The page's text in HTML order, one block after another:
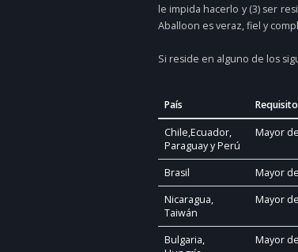
le impida hacerlo y (3) ser
Aballoon es veraz, fiel y
Si reside en alguno de los
País
Chile,Ecuador,
Paraguay y Perú
Mayor
Brasil
Mayor
Nicaragua,
Taiwán
Mayor
Bulgaria,
Mayor